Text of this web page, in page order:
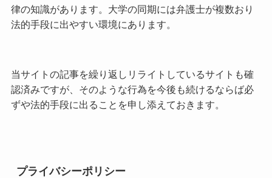
律の知識があります。大学の同期には弁護士が複数おり
法的手段に出やすい環境にあります。
当サイトの記事を繰り返しリライトしているサイトも確
認済みですが、そのような行為を今後も続けるならば必
ずや法的手段に出ることを申し添えておきます。
プライバシーポリシー